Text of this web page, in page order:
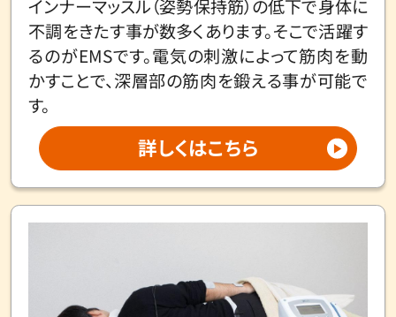
インナーマッスル（姿勢保持筋）の低下で身体に
不調をきたす事が数多くあります。そこで活躍す
るのがEMSです。電気の刺激によって筋肉を動
かすことで、深層部の筋肉を鍛える事が可能で
す。
詳しくはこちら